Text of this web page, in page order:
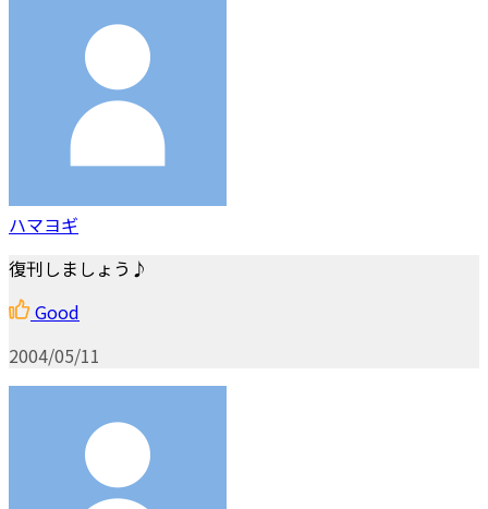
ハマヨギ
復刊しましょう♪
Good
2004/05/11